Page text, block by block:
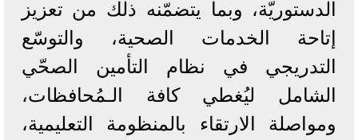
الدستوريّة، وبما يتضمّنه ذلك من تعزيز
إتاحة الخدمات الصحية، والتوسّع
التدريجي في نظام التأمين الصحّي
الشامل ليُغطي كافة الـمُحافظات،
ومواصلة الارتقاء بالمنظومة التعليمية،